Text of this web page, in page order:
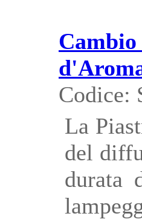
Codice:
La
del
durata